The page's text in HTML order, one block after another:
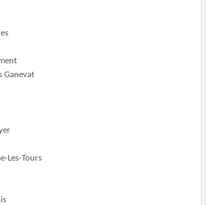
Ganevat
Les-Tours